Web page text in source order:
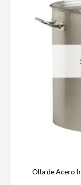
Olla de Acero